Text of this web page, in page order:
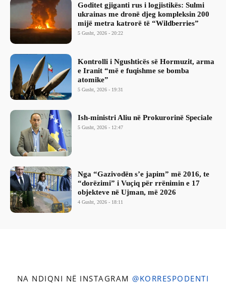
Goditet gjiganti rus i logjistikës: Sulmi
ukrainas me dronë djeg kompleksin 200
mijë metra katrorë të “Wildberries”
5 Gusht, 2026 - 20:22
Kontrolli i Ngushticës së Hormuzit, arma
e Iranit “më e fuqishme se bomba
atomike”
5 Gusht, 2026 - 19:31
Ish-ministri ​Aliu në Prokurorinë Speciale
5 Gusht, 2026 - 12:47
Nga “Gazivodën s’e japim” më 2016, te
“dorëzimi” i Vuçiq për rrënimin e 17
objekteve në Ujman, më 2026
4 Gusht, 2026 - 18:11
NA NDIQNI NË INSTAGRAM @KORRESPODENTI